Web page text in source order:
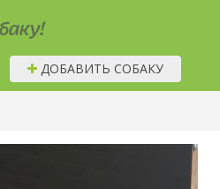
ДОБАВИТЬ СОБАКУ